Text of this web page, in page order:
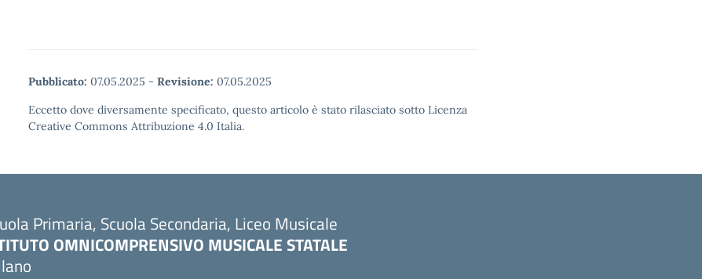
Pubblicato: 07.05.2025 - Revisione: 07.05.2025
Eccetto dove diversamente specificato, questo articolo è stato rilasciato sotto Licenza
Creative Commons Attribuzione 4.0 Italia.
Primaria, Scuola Secondaria, Liceo Musicale
OMNICOMPRENSIVO MUSICALE STATALE